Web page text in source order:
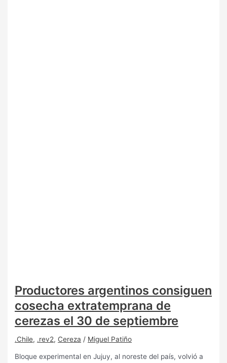
Productores argentinos consiguen
cosecha extratemprana de
cerezas el 30 de septiembre
.Chile, .rev2, Cereza / Miguel Patiño
Bloque experimental en Jujuy, al noreste del país, volvió a